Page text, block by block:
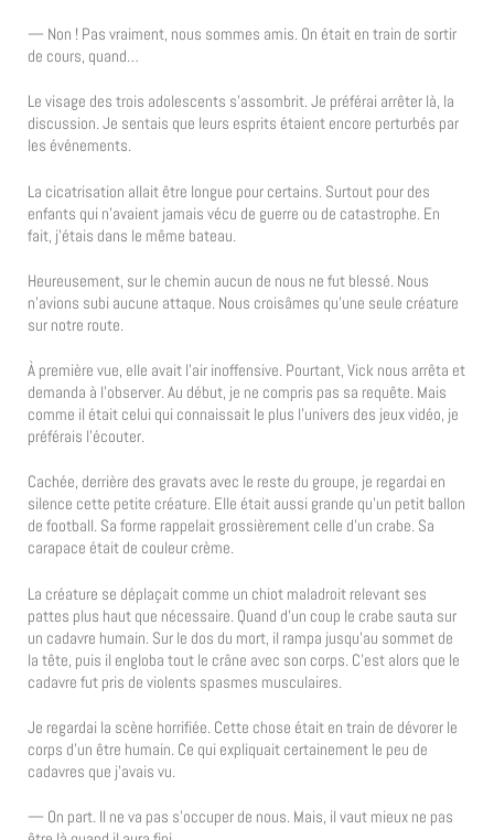
— Non ! Pas vraiment, nous sommes amis. On était en train de sortir
de cours, quand…
Le visage des trois adolescents s’assombrit. Je préférai arrêter là, la
discussion. Je sentais que leurs esprits étaient encore perturbés par
les événements.
La cicatrisation allait être longue pour certains. Surtout pour des
enfants qui n’avaient jamais vécu de guerre ou de catastrophe. En
fait, j’étais dans le même bateau.
Heureusement, sur le chemin aucun de nous ne fut blessé. Nous
n’avions subi aucune attaque. Nous croisâmes qu’une seule créature
sur notre route.
À première vue, elle avait l’air inoffensive. Pourtant, Vick nous arrêta et
demanda à l’observer. Au début, je ne compris pas sa requête. Mais
comme il était celui qui connaissait le plus l’univers des jeux vidéo, je
préférais l’écouter.
Cachée, derrière des gravats avec le reste du groupe, je regardai en
silence cette petite créature. Elle était aussi grande qu’un petit ballon
de football. Sa forme rappelait grossièrement celle d’un crabe. Sa
carapace était de couleur crème.
La créature se déplaçait comme un chiot maladroit relevant ses
pattes plus haut que nécessaire. Quand d’un coup le crabe sauta sur
un cadavre humain. Sur le dos du mort, il rampa jusqu’au sommet de
la tête, puis il engloba tout le crâne avec son corps. C’est alors que le
cadavre fut pris de violents spasmes musculaires.
Je regardai la scène horrifiée. Cette chose était en train de dévorer le
corps d’un être humain. Ce qui expliquait certainement le peu de
cadavres que j’avais vu.
— On part. Il ne va pas s’occuper de nous. Mais, il vaut mieux ne pas